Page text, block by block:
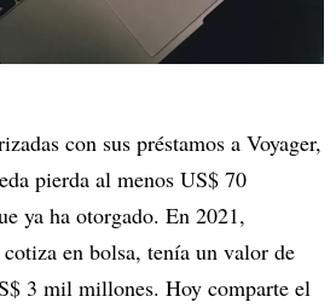
con sus préstamos a Voyager,
pierda al menos US$ 70
ya ha otorgado. En 2021,
en bolsa, tenía un valor de
3 mil millones. Hoy comparte el